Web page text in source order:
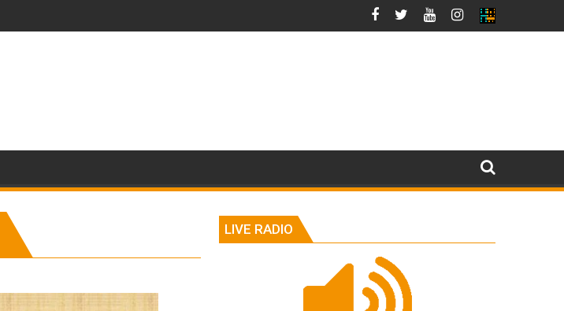
LIVE RADIO